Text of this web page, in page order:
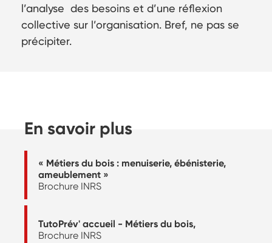
l’analyse des besoins et d’une réflexion
collective sur l’organisation. Bref, ne pas se
précipiter.
En savoir plus
« Métiers du bois : menuiserie, ébénisterie,
ameublement »
Brochure INRS
TutoPrév' accueil - Métiers du bois,
Brochure INRS